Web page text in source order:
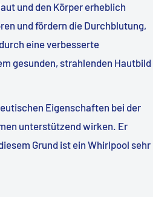
und den Körper erheblich
und fördern die Durchblutung,
eine verbesserte
gesunden, strahlenden Hautbild
Eigenschaften bei der
unterstützend wirken. Er
Grund ist ein Whirlpool sehr